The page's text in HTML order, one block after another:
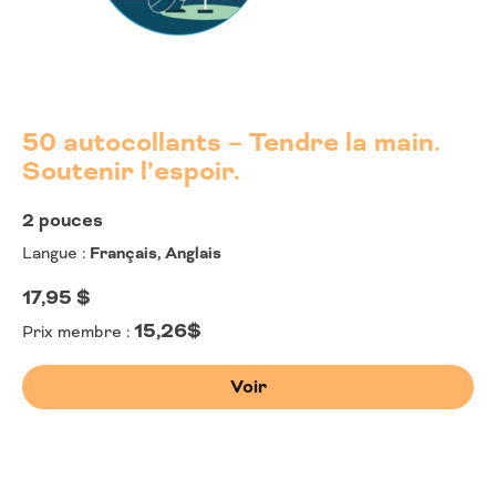
50 autocollants – Tendre la main.
Soutenir l’espoir.
2 pouces
Langue : Français, Anglais
17,95 $
Prix membre : 15,26$
Voir